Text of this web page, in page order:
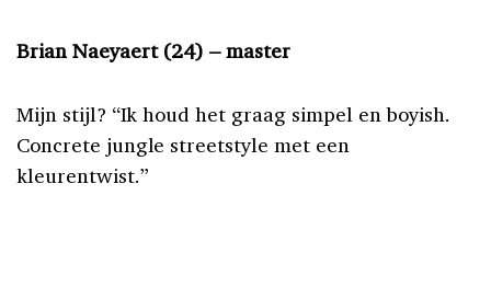
Brian Naeyaert (24) – master
Mijn stijl? “Ik houd het graag simpel en boyish.
Concrete jungle streetstyle met een
kleurentwist.”